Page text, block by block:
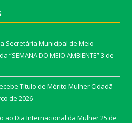
Secretária Municipal de Meio
DO MEIO AMBIENTE”3 de
Título de Mérito Mulher Cidadã
de 2026
ao Dia Internacional da Mulher25 de